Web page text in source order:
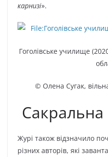
карнизі».
Гоголівське училище
© Олена Сугак,
Сакральна
Журі також відзначило
різних авторів, які